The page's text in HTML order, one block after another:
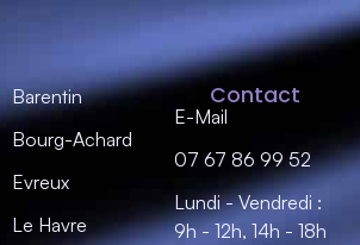
Barentin
Bourg-Achard
Evreux
Le Havre
Contact
E-Mail
07 67 86 99 52
Lundi - Vendredi :
9h - 12h, 14h - 18h